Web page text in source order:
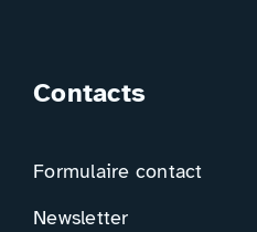
Contacts
Formulaire contact
Newsletter